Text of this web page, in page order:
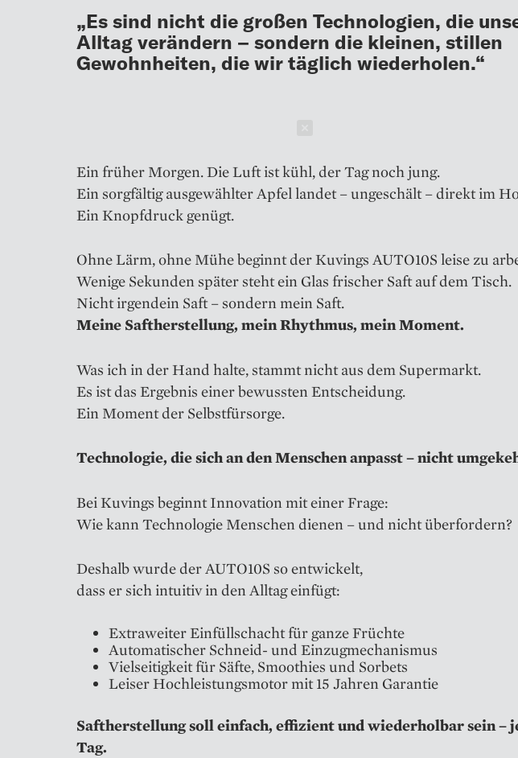
„Es sind nicht die großen Technologien, die
Alltag verändern – sondern die kleinen, stillen
Gewohnheiten, die wir täglich wiederholen.“
Ein früher Morgen. Die Luft ist kühl, der Tag noch jung.
Ein sorgfältig ausgewählter Apfel landet – ungeschält – direkt im
Ein Knopfdruck genügt.
Ohne Lärm, ohne Mühe beginnt der Kuvings AUTO10S leise zu
Wenige Sekunden später steht ein Glas frischer Saft auf dem Tisch.
Nicht irgendein Saft – sondern mein Saft.
Meine Saftherstellung, mein Rhythmus, mein Moment.
Was ich in der Hand halte, stammt nicht aus dem Supermarkt.
Es ist das Ergebnis einer bewussten Entscheidung.
Ein Moment der Selbstfürsorge.
Technologie, die sich an den Menschen anpasst – nicht
Bei Kuvings beginnt Innovation mit einer Frage:
Wie kann Technologie Menschen dienen – und nicht überfordern?
Deshalb wurde der AUTO10S so entwickelt,
dass er sich intuitiv in den Alltag einfügt:
Extraweiter Einfüllschacht für ganze Früchte
Automatischer Schneid- und Einzugmechanismus
Vielseitigkeit für Säfte, Smoothies und Sorbets
Leiser Hochleistungsmotor mit 15 Jahren Garantie
Saftherstellung soll einfach, effizient und wiederholbar sein –
Tag.